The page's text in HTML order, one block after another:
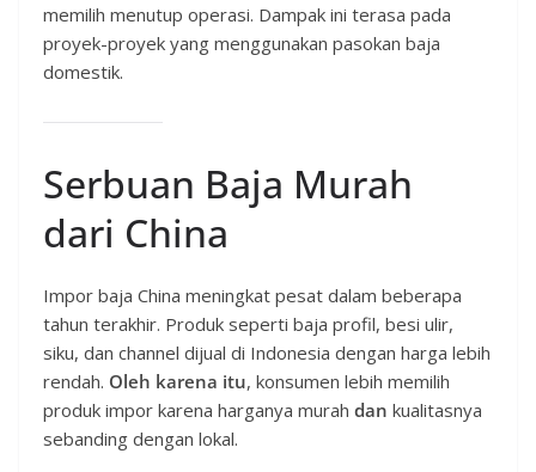
memilih menutup operasi. Dampak ini terasa pada
proyek-proyek yang menggunakan pasokan baja
domestik.
Serbuan Baja Murah
dari China
Impor baja China meningkat pesat dalam beberapa
tahun terakhir. Produk seperti baja profil, besi ulir,
siku, dan channel dijual di Indonesia dengan harga lebih
rendah. Oleh karena itu, konsumen lebih memilih
produk impor karena harganya murah dan kualitasnya
sebanding dengan lokal.